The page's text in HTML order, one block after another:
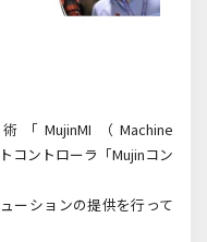
MujinMI（Machine
コントローラ「Mujinコン
ーションの提供を行って